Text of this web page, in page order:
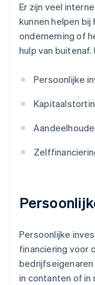
Er zijn veel
kunnen helpen
onderneming of
hulp van
Persoonlijke
Persoonlijke
financiering voor
bedrijfseigenaren
in contanten of in